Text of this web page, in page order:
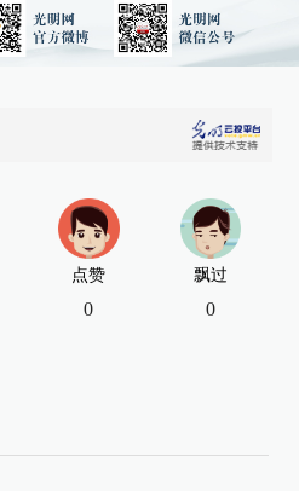
点赞
0
飘过
0